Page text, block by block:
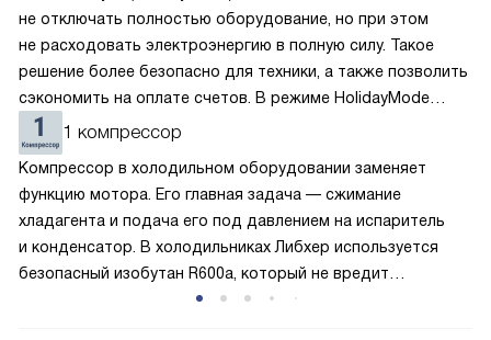
не отключать полностью оборудование, но при этом
не расходовать электроэнергию в полную силу. Такое
решение более безопасно для техники, а также позволить
сэкономить на оплате счетов. В режиме HolidayMode
вентилятор и суперохлаждение не работают, а в камере
устанавливается температура в районе +15 градусов. Это
позволяет сохранить продукты на определённое время
и избежать появление неприятных запахов.
1 компрессор
Компрессор в холодильном оборудовании заменяет
функцию мотора. Его главная задача — сжимание
хладагента и подача его под давлением на испаритель
и конденсатор. В холодильниках Либхер используется
безопасный изобутан R600a, который не вредит
окружающей среде. Компрессор перегоняет его